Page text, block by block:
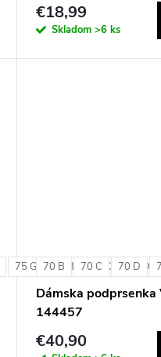
€18,99
Skladom>6 ks
75 G 80 B 80 C 80 D
70 B 70 C 70 D
Dámska podprsenka
144457
€40,90